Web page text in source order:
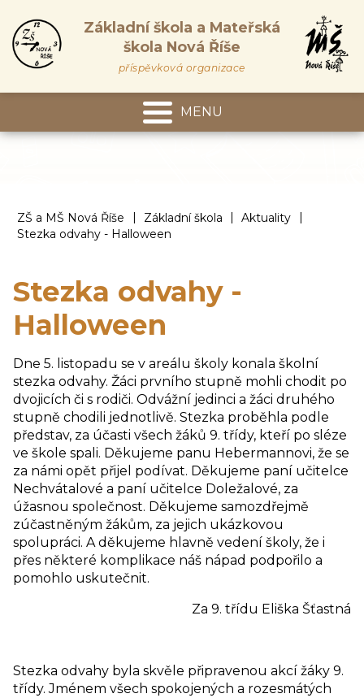
Základní škola a Mateřská
škola Nová Říše
příspěvková organizace
MENU
ZŠ a MŠ Nová Říše | Základní škola | Aktuality
|
Stezka odvahy - Halloween
Stezka odvahy -
Halloween
Dne 5. listopadu se v areálu školy konala školní
stezka odvahy. Žáci prvního stupně mohli chodit po
dvojicích či s rodiči. Odvážní jedinci a žáci druhého
stupně chodili jednotlivě. Stezka proběhla podle
představ, za účasti všech žáků 9. třídy, kteří po sléze
ve škole spali. Děkujeme panu Hebermannovi, že se
za námi opět přijel podívat. Děkujeme paní učitelce
Nechvátalové a paní učitelce Doležalové, za
úžasnou společnost. Děkujeme samozdřejmě
zúčastněným žákům, za jejich ukázkovou
spolupráci. A děkujeme hlavně vedení školy, že i
přes některé komplikace náš nápad podpořilo a
pomohlo uskutečnit.
Za 9. třídu Eliška Šťastná
Stezka odvahy byla skvěle připravenou akcí žáky 9.
třídy. Jménem všech spokojených a rozesmátých